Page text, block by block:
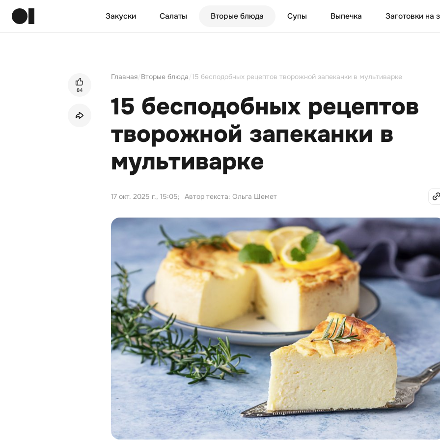
Закуски Салаты Вторые блюда Супы Выпечка Заготовки на
84
Главная Вторые блюда 15 бесподобных рецептов творожной запеканки в мультиварке
15 бесподобных рецептов
творожной запеканки в
мультиварке
17 окт. 2025 г., 15:05; Автор текста: Ольга Шемет